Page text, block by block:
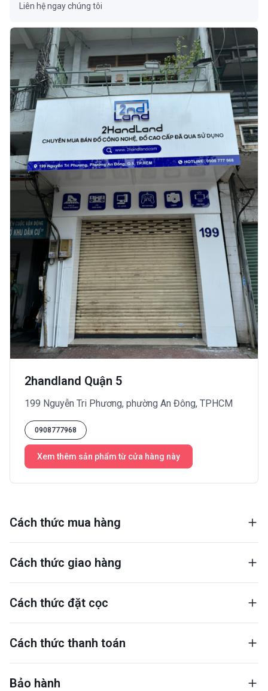
Liên hệ ngay chúng tôi
2handland Quận 5
199 Nguyễn Tri Phương, phường An Đông, TPHCM
0908777968
Xem thêm sản phẩm từ cửa hàng này
Cách thức mua hàng
Cách thức giao hàng
Cách thức đặt cọc
Cách thức thanh toán
Bảo hành